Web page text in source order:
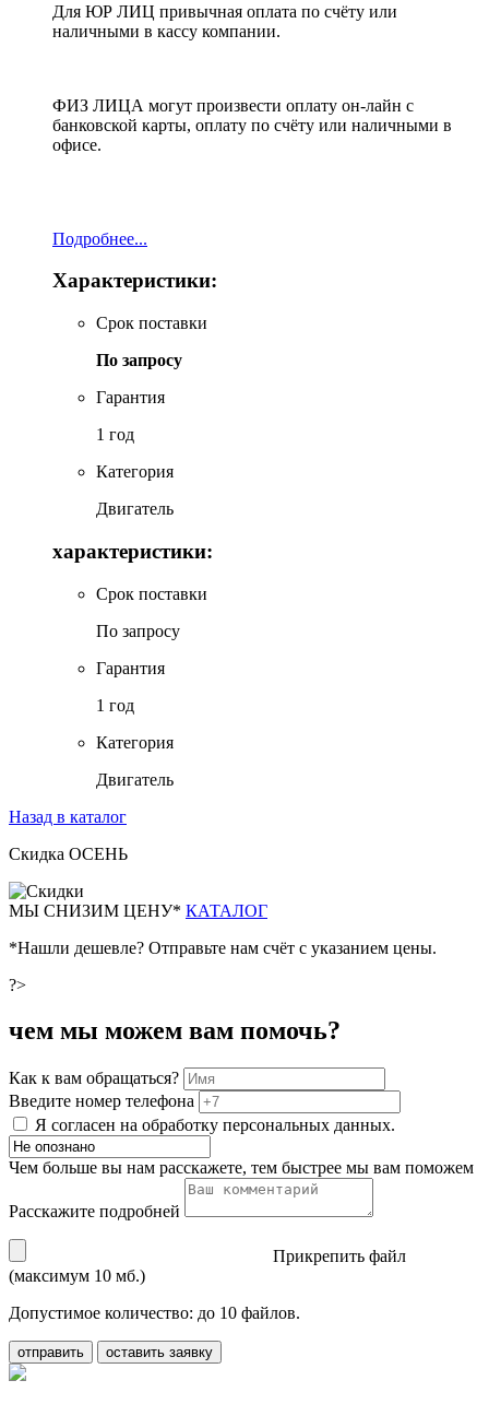
Для ЮР ЛИЦ привычная оплата по счёту или
наличными в кассу компании.
ФИЗ ЛИЦА могут произвести оплату он-лайн с
банковской карты, оплату по счёту или наличными в
офисе.
Подробнее...
Характеристики:
Срок поставки
По запросу
Гарантия
1 год
Категория
Двигатель
характеристики:
Срок поставки
По запросу
Гарантия
1 год
Категория
Двигатель
Назад в каталог
Скидка ОСЕНЬ
МЫ СНИЗИМ ЦЕНУ* КАТАЛОГ
*Нашли дешевле? Отправьте нам счёт с указанием цены.
?>
чем мы можем вам помочь?
Как к вам обращаться?
Введите номер телефона
Я согласен на обработку персональных данных.
Чем больше вы нам расскажете, тем быстрее мы вам поможем
Расскажите подробней
Прикрепить файл
(максимум 10 мб.)
Допустимое количество: до 10 файлов.
отправить оставить заявку